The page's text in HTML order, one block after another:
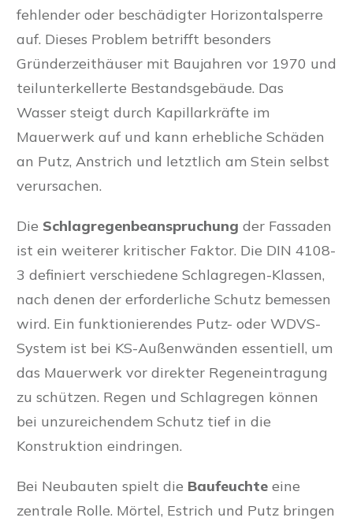
fehlender oder beschädigter Horizontalsperre
auf. Dieses Problem betrifft besonders
Gründerzeithäuser mit Baujahren vor 1970 und
teilunterkellerte Bestandsgebäude. Das
Wasser steigt durch Kapillarkräfte im
Mauerwerk auf und kann erhebliche Schäden
an Putz, Anstrich und letztlich am Stein selbst
verursachen.
Die Schlagregenbeanspruchung der Fassaden
ist ein weiterer kritischer Faktor. Die DIN 4108-
3 definiert verschiedene Schlagregen-Klassen,
nach denen der erforderliche Schutz bemessen
wird. Ein funktionierendes Putz- oder WDVS-
System ist bei KS-Außenwänden essentiell, um
das Mauerwerk vor direkter Regeneintragung
zu schützen. Regen und Schlagregen können
bei unzureichendem Schutz tief in die
Konstruktion eindringen.
Bei Neubauten spielt die Baufeuchte eine
zentrale Rolle. Mörtel, Estrich und Putz bringen